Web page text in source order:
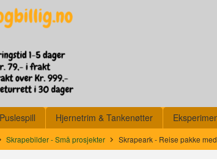
Puslespill Hjernetrim & Tankenøtter
Skrapebilder - Små prosjekter Skrapeark - Reise pakke